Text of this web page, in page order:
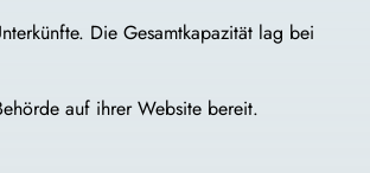
Die Gesamtkapazität lag bei
auf ihrer Website bereit.